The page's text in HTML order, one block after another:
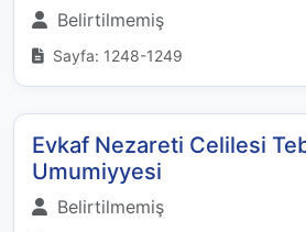
Belirtilmemiş
Sayfa: 1248-1249
Evkaf Nezareti Celilesi
Umumiyyesi
Belirtilmemiş